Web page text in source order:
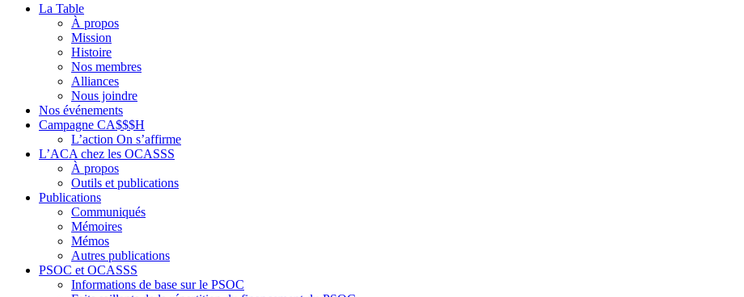
La Table
À propos
Mission
Histoire
Nos membres
Alliances
Nous joindre
Nos événements
Campagne CA$$$H
L’action On s’affirme
L’ACA chez les OCASSS
À propos
Outils et publications
Publications
Communiqués
Mémoires
Mémos
Autres publications
PSOC et OCASSS
Informations de base sur le PSOC